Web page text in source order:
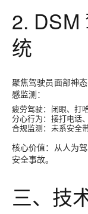
2. DSM
统
聚焦驾驶员面部神
感监测：
疲劳驾驶：闭眼、打
分心行为：接打电话
合规监测：未系安全
核心价值：从 人为
安全事故。
三、技